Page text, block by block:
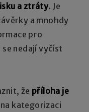
a ztráty. Je
a mnohdy
pro
nedají vyčíst
že příloha je
kategorizaci